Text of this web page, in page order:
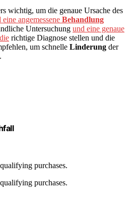
wichtig, um die genaue Ursache des
eine angemessene Behandlung
Untersuchung und eine genaue
die richtige Diagnose stellen und die
um schnelle Linderung der
purchases.
purchases.